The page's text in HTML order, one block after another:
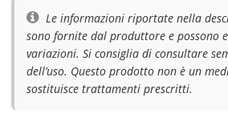
Le informazioni riportate nella
sono fornite dal produttore e possono
variazioni. Si consiglia di consultare
dell’uso. Questo prodotto non è un
sostituisce trattamenti prescritti.